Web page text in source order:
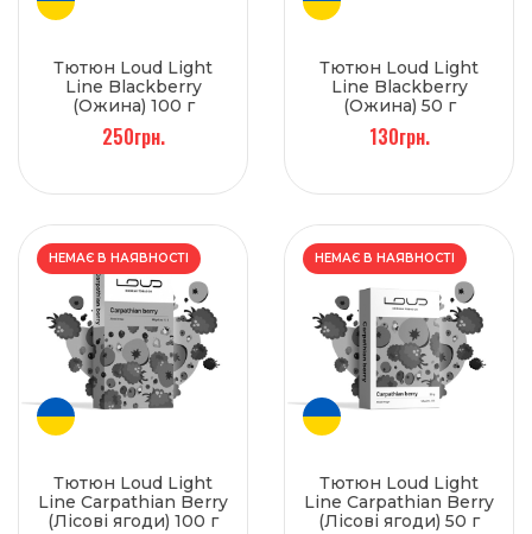
Тютюн Loud Light
Line Blackberry
(Ожина) 100 г
250грн.
Тютюн Loud Light
Line Blackberry
(Ожина) 50 г
130грн.
НЕМАЄ В НАЯВНОСТІ
Тютюн Loud Light
Line Carpathian Berry
(Лісові ягоди) 100 г
НЕМАЄ В НАЯВНОСТІ
Тютюн Loud Light
Line Carpathian Berry
(Лісові ягоди) 50 г